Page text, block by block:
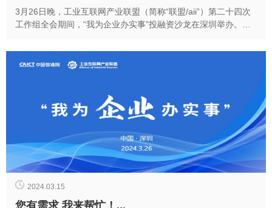
3月26日晚，工业互联网产业联盟（简称“联盟/aii”）第二十四次
工作组全会期间，“我为企业办实事”投融资沙龙在深圳举办。本
2024.03.15